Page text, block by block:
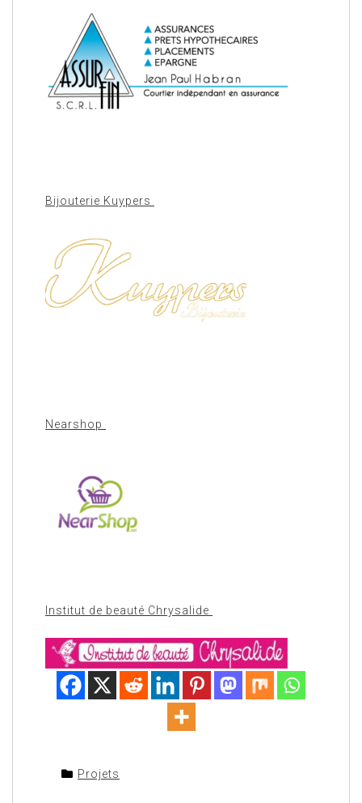
Bijouterie Kuypers
Nearshop
Institut de beauté Chrysalide
Projets